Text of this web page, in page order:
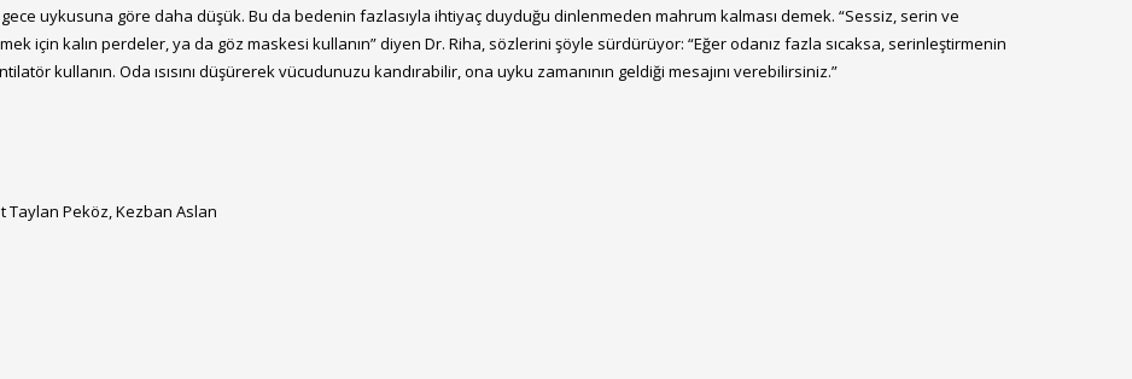
uykusuna göre daha düşük. Bu da bedenin fazlasıyla ihtiyaç duyduğu dinlenmeden mahrum kalması demek. “Sessiz, serin ve
için kalın perdeler, ya da göz maskesi kullanın” diyen Dr. Riha, sözlerini şöyle sürdürüyor: “Eğer odanız fazla sıcaksa, serinleştirmenin
kullanın. Oda ısısını düşürerek vücudunuzu kandırabilir, ona uyku zamanının geldiği mesajını verebilirsiniz.”
Taylan Peköz, Kezban Aslan